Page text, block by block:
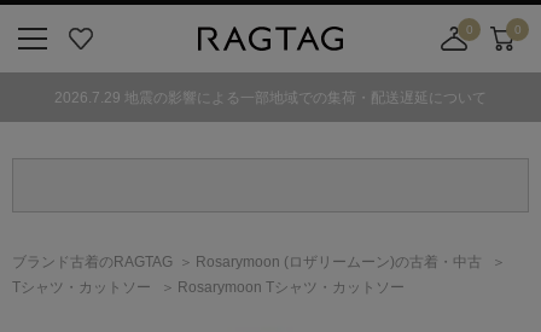
気
0
舗
カ
ト
0
2026.7.29 地震の影響による一部地域での集荷・配送遅延について
ブランド古着のRAGTAG Rosarymoon (ロザリームーン)の古着・中古
Tシャツ・カットソー
Rosarymoon Tシャツ・カットソー